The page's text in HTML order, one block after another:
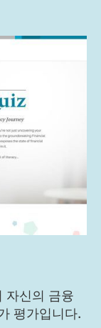
자신의 금융
평가입니다.